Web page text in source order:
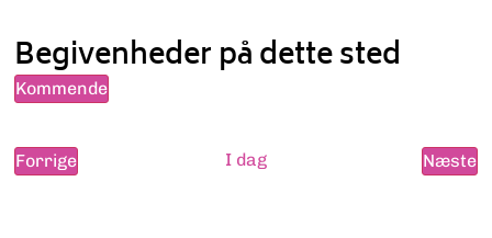
Begivenheder på dette sted
Kommende
Vælg
ForrigeBegivenheder I dag Næste